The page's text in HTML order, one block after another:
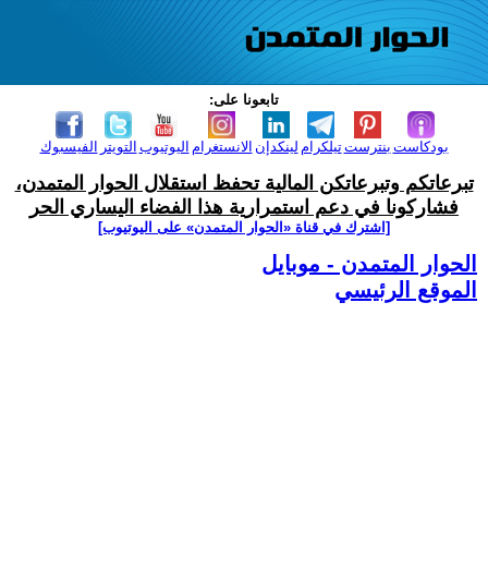
تابعونا على:
الفيسبوك التويتر اليوتيوب الانستغرام لينكدإن تيلكرامبنترست بودكاست
تبرعاتكم وتبرعاتكن المالية تحفظ استقلال الحوار المتمدن،
فشاركونا في دعم استمرارية هذا الفضاء اليساري الحر
[اشترك في قناة ‫«الحوار المتمدن» على اليوتيوب]
الحوار المتمدن - موبايل
الموقع الرئيسي